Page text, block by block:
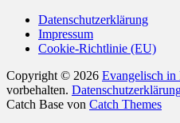
Datenschutzerklärung
Impressum
Cookie-Richtlinie (EU)
Copyright © 2026 Evangelisch in
vorbehalten.
Catch Base von Catch Themes